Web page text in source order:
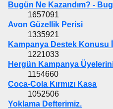
Bugün Ne Kazandım? -
1657091
Avon Güzellik Perisi
1335921
Kampanya Destek Konusu
1221033
Hergün Kampanya Üyelerini
1154660
Coca-Cola Kırmızı Kasa
1052506
Yoklama Defterimiz.